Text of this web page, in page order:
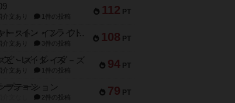
112 PT
介文あり 1件の投稿
108 PT
ファースト・イン・フライト
介文あり 3件の投稿
94 PT
ビ－ズ・レイダ－ズ
介文あり 1件の投稿
79 PT
プテーション
2件の投稿